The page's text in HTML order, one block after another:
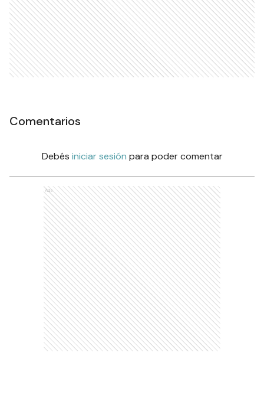
Comentarios
Debés iniciar sesión para poder comentar
Ads